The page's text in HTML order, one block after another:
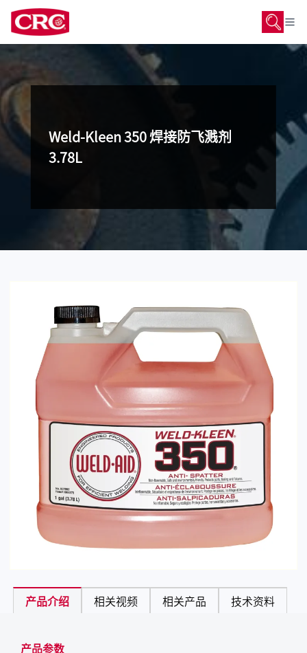
Weld-Kleen 350 焊接防飞溅剂
3.78L
产品介绍 相关视频 相关产品 技术资料
产品参数